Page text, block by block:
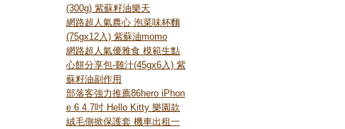
(300g) 紫蘇籽油樂天
網路超人氣農心 泡菜味杯麵
(75gx12入) 紫蘇油momo
網路超人氣優雅食 模範生點
心餅分享包-雞汁(45gx6入) 紫
蘇籽油副作用
部落客強力推薦86hero iPhon
e 6 4.7吋 Hello Kitty 樂園款
絨毛側掀保護套 機車出租一